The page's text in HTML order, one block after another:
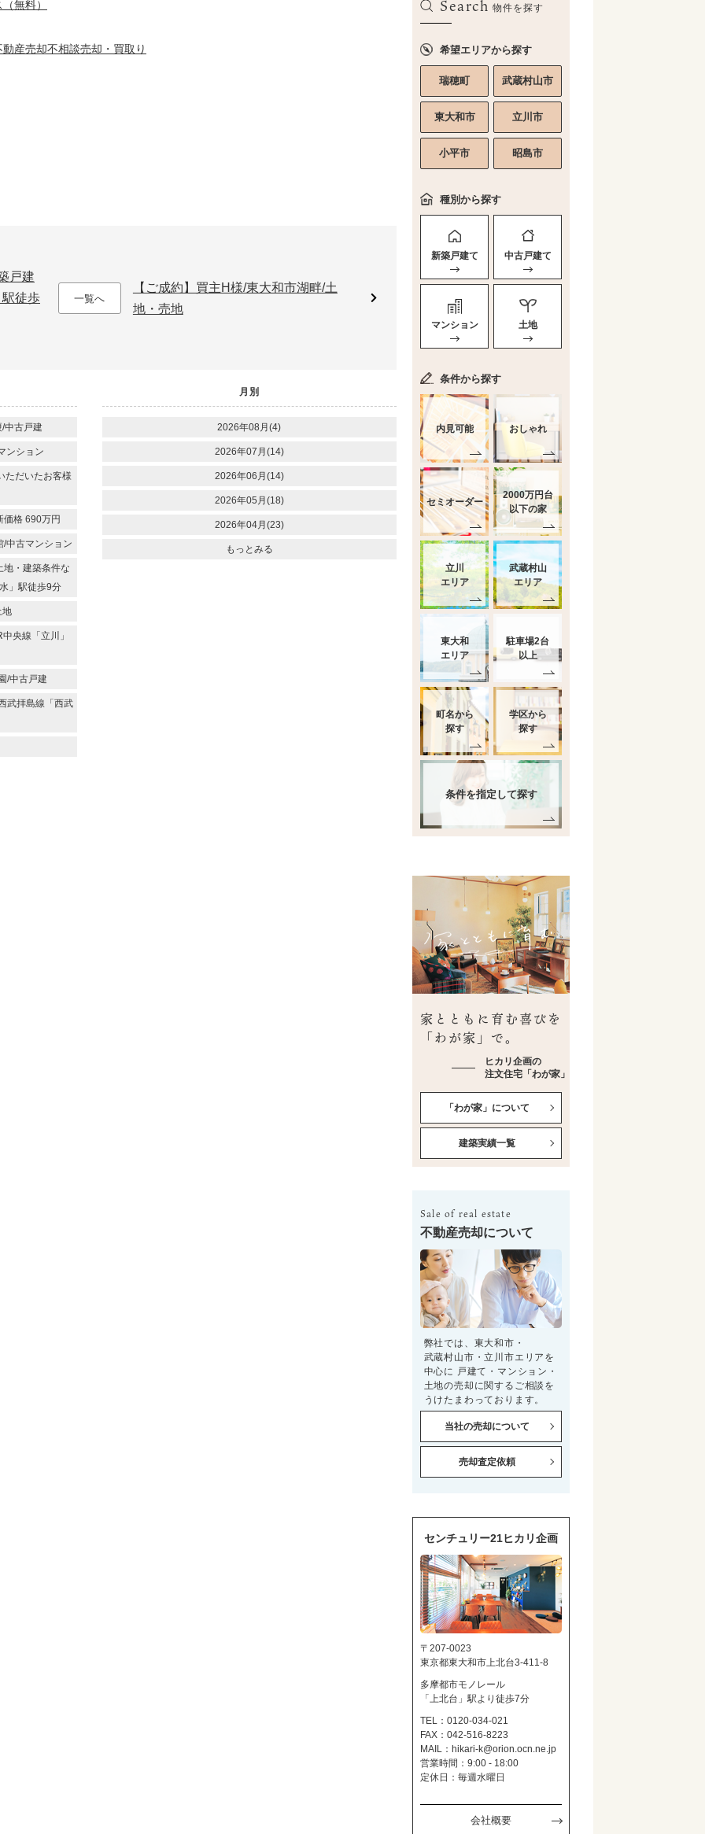
無料）
産売却不相談売却・買取り
戸建
徒歩
一覧へ
【ご成約】買主H様/東大和市湖畔/土
地・売地
/中古戸建
ンション
ただいたお客様
価格 690万円
/中古マンション
地・建築条件な
」駅徒歩9分
地
央線「立川」
/中古戸建
武拝島線「西武
月別
2026年08月(4)
2026年07月(14)
2026年06月(14)
2026年05月(18)
2026年04月(23)
もっとみる
Search 物件を探す
希望エリアから探す
瑞穂町 武蔵村山市
東大和市 立川市
小平市 昭島市
種別から探す
新築戸建て 中古戸建て
マンション 土地
条件から探す
内見可能 おしゃれ
セミオーダー
2000万円台
以下の家
立川
エリア
武蔵村山
エリア
東大和
エリア
駐車場2台
以上
町名から
探す
学区から
探す
条件を指定して探す
家とともに育む喜びを
「わが家」で。
ヒカリ企画の
注文住宅「わが家」
「わが家」について
建築実績一覧
Sale of real estate
不動産売却について
弊社では、東大和市・
武蔵村山市・立川市エリアを
中心に 戸建て・マンション・
土地の売却に関するご相談を
うけたまわっております。
当社の売却について
売却査定依頼
センチュリー21ヒカリ企画
〒207-0023
東京都東大和市上北台3-411-8
多摩都市モノレール
「上北台」駅より徒歩7分
TEL：0120-034-021
FAX：042-516-8223
MAIL： hikari-k@orion.ocn.ne.jp
営業時間：9:00 - 18:00
定休日：毎週水曜日
会社概要